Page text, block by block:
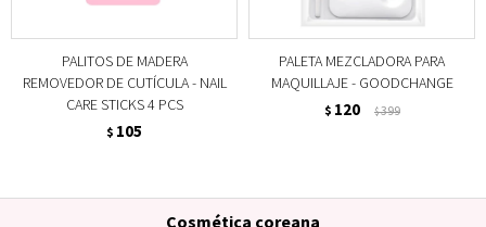
PALITOS DE MADERA
REMOVEDOR DE CUTÍCULA - NAIL
CARE STICKS 4 PCS
$ 105
PALETA MEZCLADORA PARA
MAQUILLAJE - GOODCHANGE
$ 120 $399
Cosmética coreana